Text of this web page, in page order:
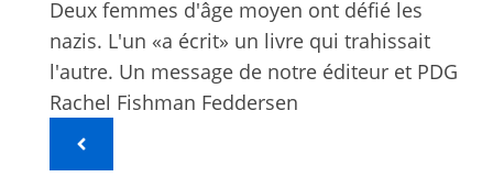
Deux femmes d'âge moyen ont défié les
nazis. L'un «a écrit» un livre qui trahissait
l'autre. Un message de notre éditeur et PDG
Rachel Fishman Feddersen